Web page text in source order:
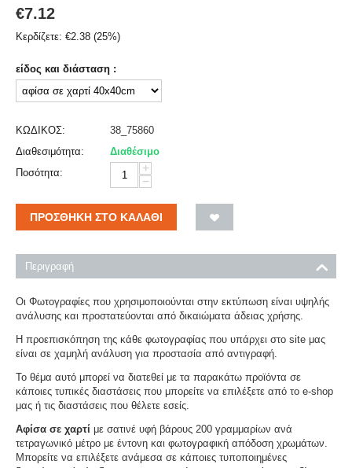
€7.12
Κερδίζετε: €2.38 (25%)
είδος και διάσταση :
ΚΩΔΙΚΟΣ:
38_75860
Διαθεσιμότητα:
Διαθέσιμο
Ποσότητα:
+
−
ΠΡΟΣΘΉΚΗ ΣΤΟ ΚΑΛΆΘΙ
Περιγραφή
Οι Φωτογραφίες που χρησιμοποιούνται στην εκτύπωση είναι υψηλής
ανάλυσης και προστατεύονται από δικαιώματα άδειας χρήσης.
Η προεπισκόπηση της κάθε φωτογραφίας που υπάρχει στο site μας
είναι σε χαμηλή ανάλυση για προστασία από αντιγραφή.
Το θέμα αυτό μπορεί να διατεθεί με τα παρακάτω προϊόντα σε
κάποιες τυπικές διαστάσεις που μπορείτε να επιλέξετε από το e-shop
μας ή τις διαστάσεις που θέλετε εσείς.
Αφίσα σε χαρτί με σατινέ υφή βάρους 200 γραμμαρίων ανά
τετραγωνικό μέτρο με έντονη και φωτογραφική απόδοση χρωμάτων.
Μπορείτε να επιλέξετε ανάμεσα σε κάποιες τυποποιημένες